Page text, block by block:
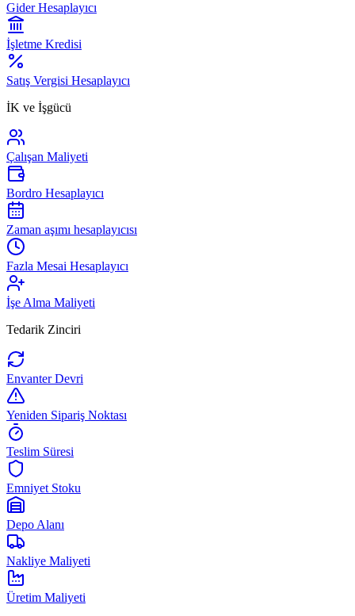
Gider Hesaplayıcı
İşletme Kredisi
Satış Vergisi Hesaplayıcı
İK ve İşgücü
Çalışan Maliyeti
Bordro Hesaplayıcı
Zaman aşımı hesaplayıcısı
Fazla Mesai Hesaplayıcı
İşe Alma Maliyeti
Tedarik Zinciri
Envanter Devri
Yeniden Sipariş Noktası
Teslim Süresi
Emniyet Stoku
Depo Alanı
Nakliye Maliyeti
Üretim Maliyeti